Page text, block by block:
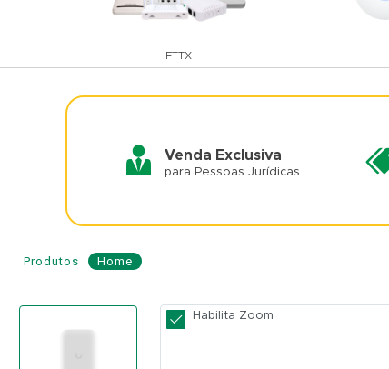
FTTX
Venda Exclusiva
para Pessoas Jurídicas
Home
Produtos
Access
Point
Habilita Zoom